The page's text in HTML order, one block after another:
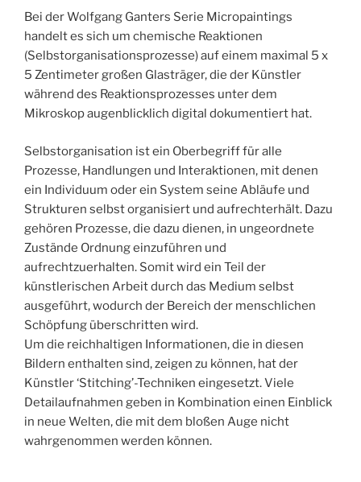
Bei der Wolfgang Ganters Serie Micropaintings
handelt es sich um chemische Reaktionen
(Selbstorganisationsprozesse) auf einem maximal 5 x
5 Zentimeter großen Glasträger, die der Künstler
während des Reaktionsprozesses unter dem
Mikroskop augenblicklich digital dokumentiert hat.­
Selbstorganisation ist ein Oberbegriff für alle
Prozesse, Handlungen und Interaktionen, mit denen
ein Individuum oder ein System seine Abläufe und
Strukturen selbst organisiert und aufrechterhält. Dazu
gehören Prozesse, die dazu dienen, in ungeordnete
Zustände Ordnung einzuführen und
aufrechtzuerhalten. Somit wird ein Teil der
künstlerischen Arbeit durch das Medium selbst
ausgeführt, wodurch der Bereich der menschlichen
Schöpfung überschritten wird.
Um die reichhaltigen Informationen, die in diesen
Bildern enthalten sind, zeigen zu können, hat der
Künstler ‘Stitching’-Techniken eingesetzt. Viele
Detailaufnahmen geben in Kombination einen Einblick
in neue Welten, die mit dem bloßen Auge nicht
wahrgenommen werden können.